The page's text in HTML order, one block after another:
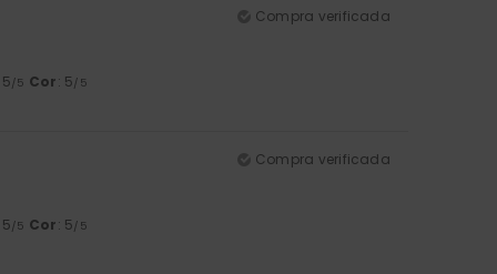
Compra verificada
/5 Cor: 5/5
Compra verificada
/5 Cor: 5/5